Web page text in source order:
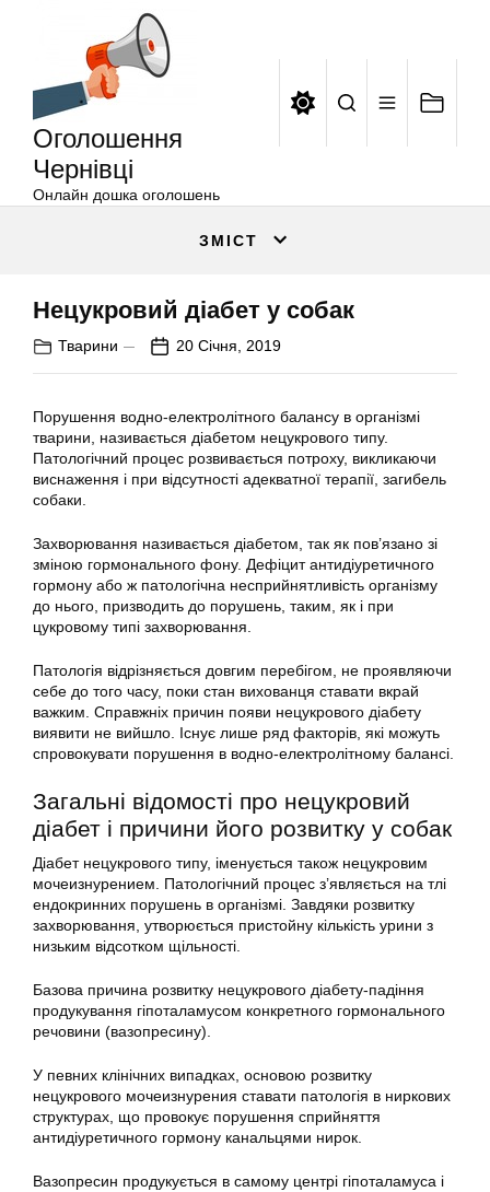
Оголошення
Чернівці
Онлайн дошка оголошень
ЗМІСТ
Нецукровий діабет у собак
Тварини 20 Січня, 2019
Порушення водно-електролітного балансу в організмі
тварини, називається діабетом нецукрового типу.
Патологічний процес розвивається потроху, викликаючи
виснаження і при відсутності адекватної терапії, загибель
собаки.
Захворювання називається діабетом, так як пов’язано зі
зміною гормонального фону. Дефіцит антидіуретичного
гормону або ж патологічна несприйнятливість організму
до нього, призводить до порушень, таким, як і при
цукровому типі захворювання.
Патологія відрізняється довгим перебігом, не проявляючи
себе до того часу, поки стан вихованця ставати вкрай
важким. Справжніх причин появи нецукрового діабету
виявити не вийшло. Існує лише ряд факторів, які можуть
спровокувати порушення в водно-електролітному балансі.
Загальні відомості про нецукровий
діабет і причини його розвитку у собак
Діабет нецукрового типу, іменується також нецукровим
мочеизнурением. Патологічний процес з’являється на тлі
ендокринних порушень в організмі. Завдяки розвитку
захворювання, утворюється пристойну кількість урини з
низьким відсотком щільності.
Базова причина розвитку нецукрового діабету-падіння
продукування гіпоталамусом конкретного гормонального
речовини (вазопресину).
У певних клінічних випадках, основою розвитку
нецукрового мочеизнурения ставати патологія в ниркових
структурах, що провокує порушення сприйняття
антидіуретичного гормону канальцями нирок.
Вазопресин продукується в самому центрі гіпоталамуса і